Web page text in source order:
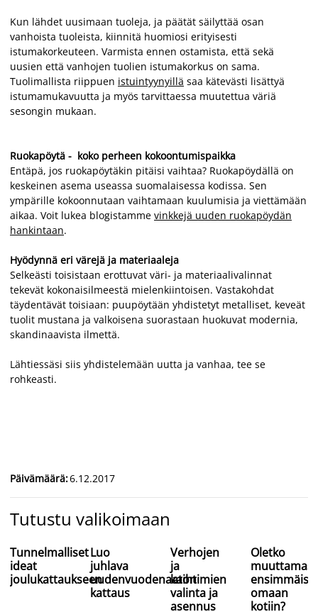
Kun lähdet uusimaan tuoleja, ja päätät säilyttää osan
vanhoista tuoleista, kiinnitä huomiosi erityisesti
istumakorkeuteen. Varmista ennen ostamista, että sekä
uusien että vanhojen tuolien istumakorkus on sama.
Tuolimallista riippuen istuintyynyillä saa kätevästi lisättyä
istumamukavuutta ja myös tarvittaessa muutettua väriä
sesongin mukaan.
Ruokapöytä - koko perheen kokoontumispaikka
Entäpä, jos ruokapöytäkin pitäisi vaihtaa? Ruokapöydällä on
keskeinen asema useassa suomalaisessa kodissa. Sen
ympärille kokoonnutaan vaihtamaan kuulumisia ja viettämään
aikaa. Voit lukea blogistamme vinkkejä uuden ruokapöydän
hankintaan.
Hyödynnä eri värejä ja materiaaleja
Selkeästi toisistaan erottuvat väri- ja materiaalivalinnat
tekevät kokonaisilmeestä mielenkiintoisen. Vastakohdat
täydentävät toisiaan: puupöytään yhdistetyt metalliset, keveät
tuolit mustana ja valkoisena suorastaan huokuvat modernia,
skandinaavista ilmettä.
Lähtiessäsi siis yhdistelemään uutta ja vanhaa, tee se
rohkeasti.
Päivämäärä:6.12.2017
Tutustu valikoimaan
Tunnelmalliset
ideat
joulukattaukseen
Luo
juhlava
uudenvuodenaaton
kattaus
Verhojen
ja
kaihtimien
valinta ja
asennus
Oletko
omaan
kotiin?